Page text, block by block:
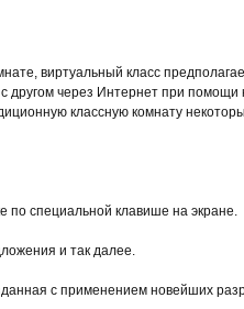
виртуальный класс
другом через Интернет при помощи
классную комнату
по специальной клавише на экране.
и так далее.
с применением новейших